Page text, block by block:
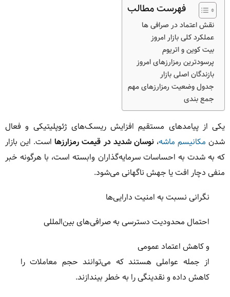
فهرست مطالب
نقش اعتماد در صرافی‌ ها
عملکرد کلی بازار امروز
بیت کوین و اتریوم
پرسودترین رمزارزهای امروز
بازندگان اصلی بازار
جدول وضعیت رمزارزهای مهم
جمع‌ بندی
یکی از پیامدهای مستقیم افزایش ریسک‌های ژئوپلیتیکی و فعال
شدن مکانیسم ماشه،نوسان شدید در قیمت رمزارزهااست. این بازار
که به شدت به احساسات سرمایه‌گذاران وابسته است، با هرگونه خبر
منفی دچار افت یا جهش ناگهانی می‌شود.
نگرانی نسبت به امنیت دارایی‌ها
احتمال محدودیت دسترسی به صرافی‌های بین‌المللی
و کاهش اعتماد عمومی
از جمله عواملی هستند که می‌توانند حجم معاملات را
کاهش داده و نقدینگی را به خطر بیندازند.